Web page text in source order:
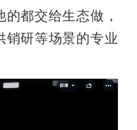
都交给生态做，
销研等场景的专业